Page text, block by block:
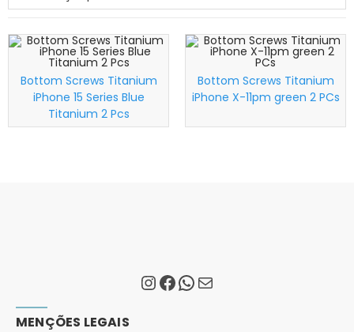
Bottom Screws Titanium
iPhone 15 Series Blue
Titanium 2 Pcs
Bottom Screws Titanium
iPhone X-11pm green 2 PCs
MENÇÕES LEGAIS